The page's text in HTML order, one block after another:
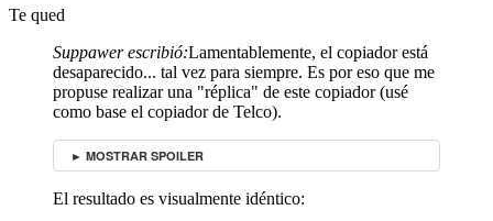
Te qued
Suppawer escribió:Lamentablemente, el copiador está
desaparecido... tal vez para siempre. Es por eso que me
propuse realizar una "réplica" de este copiador (usé
como base el copiador de Telco).
► MOSTRAR SPOILER
El resultado es visualmente idéntico: